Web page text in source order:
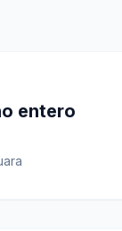
entero